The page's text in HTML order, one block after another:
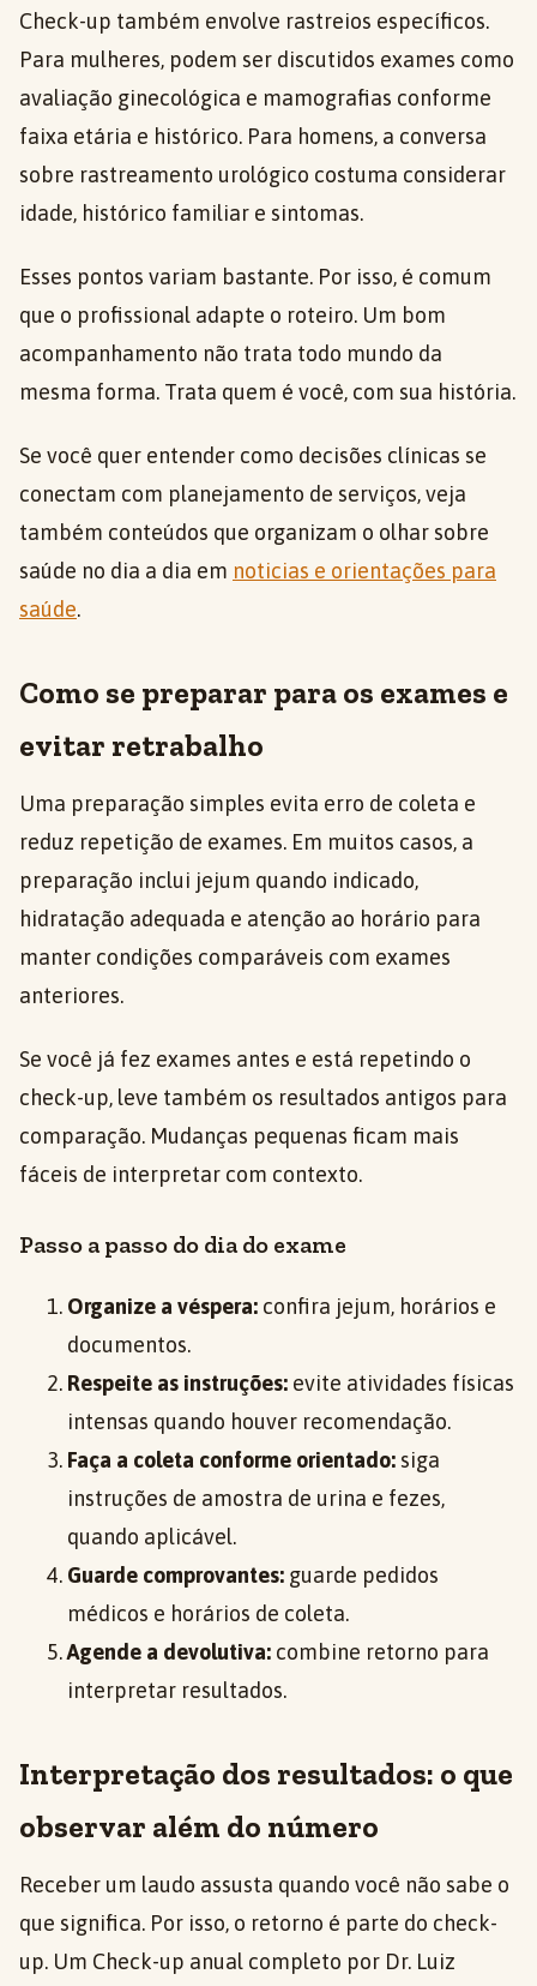
Check-up também envolve rastreios específicos.
Para mulheres, podem ser discutidos exames como
avaliação ginecológica e mamografias conforme
faixa etária e histórico. Para homens, a conversa
sobre rastreamento urológico costuma considerar
idade, histórico familiar e sintomas.
Esses pontos variam bastante. Por isso, é comum
que o profissional adapte o roteiro. Um bom
acompanhamento não trata todo mundo da
mesma forma. Trata quem é você, com sua história.
Se você quer entender como decisões clínicas se
conectam com planejamento de serviços, veja
também conteúdos que organizam o olhar sobre
saúde no dia a dia em noticias e orientações para
saúde.
Como se preparar para os exames e
evitar retrabalho
Uma preparação simples evita erro de coleta e
reduz repetição de exames. Em muitos casos, a
preparação inclui jejum quando indicado,
hidratação adequada e atenção ao horário para
manter condições comparáveis com exames
anteriores.
Se você já fez exames antes e está repetindo o
check-up, leve também os resultados antigos para
comparação. Mudanças pequenas ficam mais
fáceis de interpretar com contexto.
Passo a passo do dia do exame
Organize a véspera: confira jejum, horários e
documentos.
Respeite as instruções: evite atividades físicas
intensas quando houver recomendação.
Faça a coleta conforme orientado: siga
instruções de amostra de urina e fezes,
quando aplicável.
Guarde comprovantes: guarde pedidos
médicos e horários de coleta.
Agende a devolutiva: combine retorno para
interpretar resultados.
Interpretação dos resultados: o que
observar além do número
Receber um laudo assusta quando você não sabe o
que significa. Por isso, o retorno é parte do check-
up. Um Check-up anual completo por Dr. Luiz